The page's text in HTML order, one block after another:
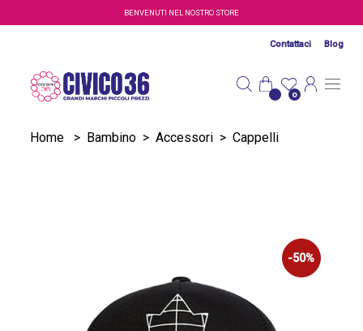
Salta al contenuto principaleBENVENUTI NEL NOSTRO STORE
Contattaci Blog
0
Home > Bambino > Accessori > Cappelli
-50%